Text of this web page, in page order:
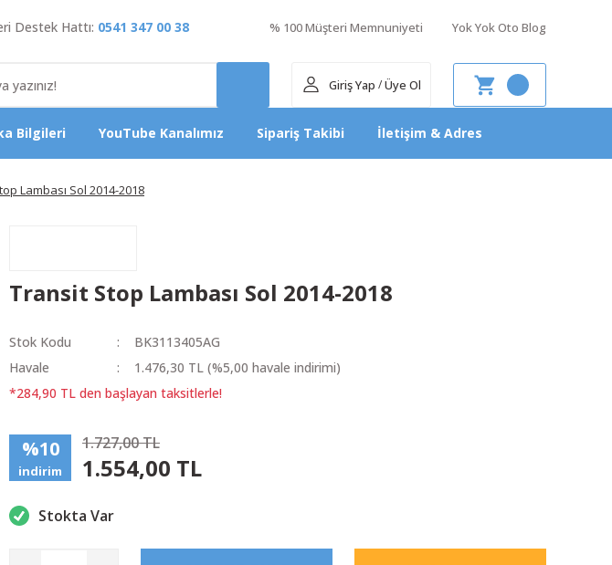
Destek Hattı: 0541 347 00 38 % 100 Müşteri Memnuniyeti Yok Yok Oto Blog
Giriş Yap /Üye Ol
Bilgileri YouTube Kanalımız Sipariş Takibi İletişim & Adres
Lambası Sol 2014-2018
Transit Stop Lambası Sol 2014-2018
Stok Kodu
BK3113405AG
Havale
1.476,30 TL (%5,00 havale indirimi)
*284,90 TL den başlayan taksitlerle!
%10
indirim
1.727,00 TL
1.554,00 TL
Stokta Var